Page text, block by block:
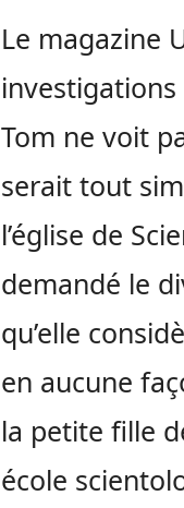
Le magazine
Tom ne voit
serait tout
l’église de
demandé le
qu’elle
en aucune
la petite fille
école